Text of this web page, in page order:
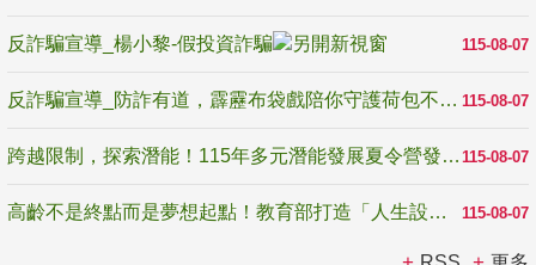
115-08-07
反詐騙宣導_楊小黎-假投資詐騙
115-08-07
反詐騙宣導_防詐有道，霹靂布袋戲陪你守護荷包不受騙
115-08-07
跨越限制，探索潛能！115年多元潛能發展夏令營發掘生命無限可能
115-08-07
高齡不是終點而是夢想起點！教育部打造「人生設計夢工場」 參展第3屆高齡健康產業博覽會